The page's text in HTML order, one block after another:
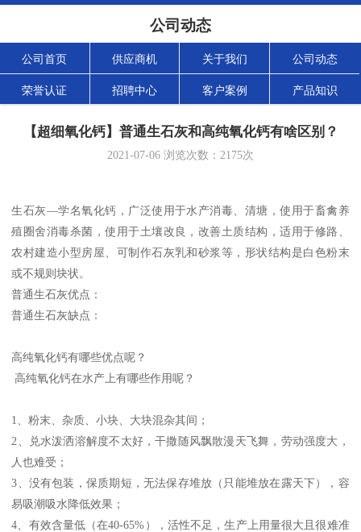
公司动态
公司首页 供应商机 关于我们 公司动态
荣誉认证 招聘中心 客户案例 产品知识
【超细氧化钙】普通生石灰和高纯氧化钙有啥区别？
2021-07-06 浏览次数： 2175次
生石灰—学名氧化钙，广泛使用于水产消毒、清塘，使用于畜禽养
殖圈舍消毒杀菌，使用于土壤改良，改善土质结构，适用于修路、
农村建造小型房屋、可制作石灰乳和砂浆等，形状结构是白色粉末
或不规则块状。
普通生石灰优点：
普通生石灰缺点：
高纯氧化钙有哪些优点呢？
高纯氧化钙在水产上有哪些作用呢？
1、粉末、杂质、小块、大块混杂其间；
2、兑水泼洒溶解度不太好，干撒随风飘散漫天飞舞，劳动强度大，
人也难受；
3、没有包装，保质期短，无法保存堆放（只能堆放在露天下），容
易吸潮吸水降低效果；
4、有效含量低（在40-65%），活性不足，生产上用量很大且很难准